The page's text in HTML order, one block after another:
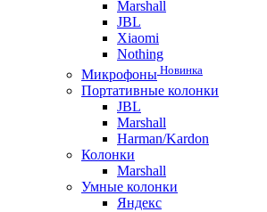
Marshall
JBL
Xiaomi
Nothing
Микрофоны Новинка
Портативные колонки
JBL
Marshall
Harman/Kardon
Колонки
Marshall
Умные колонки
Яндекс